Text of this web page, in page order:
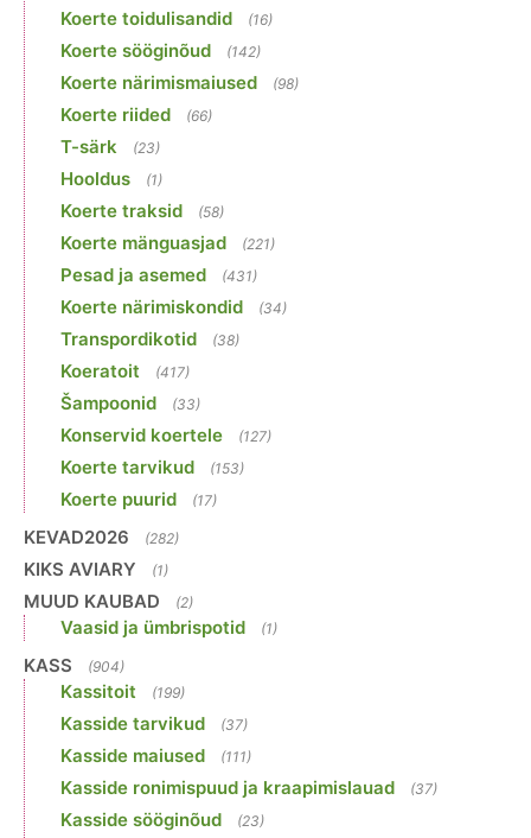
Koerte toidulisandid (16)
Koerte sööginõud (142)
Koerte närimismaiused (98)
Koerte riided (66)
T-särk (23)
Hooldus (1)
Koerte traksid (58)
Koerte mänguasjad (221)
Pesad ja asemed (431)
Koerte närimiskondid (34)
Transpordikotid (38)
Koeratoit (417)
Šampoonid (33)
Konservid koertele (127)
Koerte tarvikud (153)
Koerte puurid (17)
KEVAD2026 (282)
KIKS AVIARY (1)
MUUD KAUBAD (2)
Vaasid ja ümbrispotid (1)
KASS (904)
Kassitoit (199)
Kasside tarvikud (37)
Kasside maiused (111)
Kasside ronimispuud ja kraapimislauad (37)
Kasside sööginõud (23)